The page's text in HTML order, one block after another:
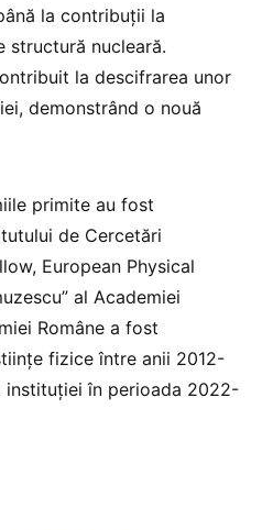
la contribuţii la
structură nucleară.
la descifrarea unor
demonstrând o nouă
primite au fost
de Cercetări
European Physical
al Academiei
Române a fost
fizice între anii 2012-
instituției în perioada 2022-